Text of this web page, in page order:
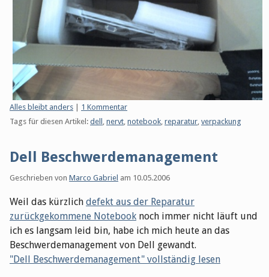
Kategorien:
Alles bleibt anders | 1 Kommentar
Tags für diesen Artikel: dell nervt notebook reparatur verpackung
Dell Beschwerdemanagement
Geschrieben von Marco Gabriel am 10.05.2006
Weil das kürzlich defekt aus der Reparatur
zurückgekommene Notebook noch immer nicht läuft und
ich es langsam leid bin, habe ich mich heute an das
Beschwerdemanagement von Dell gewandt.
"Dell Beschwerdemanagement" vollständig lesen